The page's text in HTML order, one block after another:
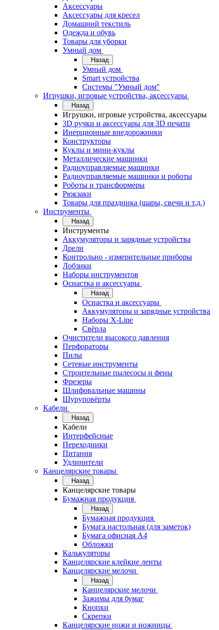
Аксессуары
Аксессуары для кресел
Домашний текстиль
Одежда и обувь
Товары для уборки
Умный дом
Назад
Умный дом
Smart устройства
Системы "Умный дом"
Игрушки, игровые устройства, аксессуары
Назад
Игрушки, игровые устройства, аксессуары
3D ручки и аксессуары для 3D печати
Инерционные внедорожники
Конструкторы
Куклы и мини-куклы
Металлические машинки
Радиоуправляемые машинки
Радиоуправляемые машинки и роботы
Роботы и трансформеры
Рюкзаки
Товары для праздника (шары, свечи и т.д.)
Инструменты
Назад
Инструменты
Аккумуляторы и зарядные устройства
Дрели
Контрольно - измерительные приборы
Лобзики
Наборы инструментов
Оснастка и аксессуары
Назад
Оснастка и аксессуары
Аккумуляторы и зарядные устройства
Наборы X-Line
Свёрла
Очистители высокого давления
Перфораторы
Пилы
Сетевые инструменты
Строительные пылесосы и фены
Фрезеры
Шлифовальные машины
Шуруповёрты
Кабели
Назад
Кабели
Интерфейсные
Переходники
Питания
Удлинители
Канцелярские товары
Назад
Канцелярские товары
Бумажная продукция
Назад
Бумажная продукция
Бумага настольная (для заметок)
Бумага офисная А4
Обложки
Калькуляторы
Канцелярские клейкие ленты
Канцелярские мелочи
Назад
Канцелярские мелочи
Зажимы для бумаг
Кнопки
Скрепки
Канцелярские ножи и ножницы